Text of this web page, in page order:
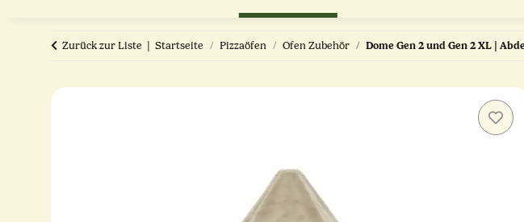
Zurück zur Liste Startseite Pizzaöfen Ofen Zubehör Dome Gen 2 und Gen 2 XL |